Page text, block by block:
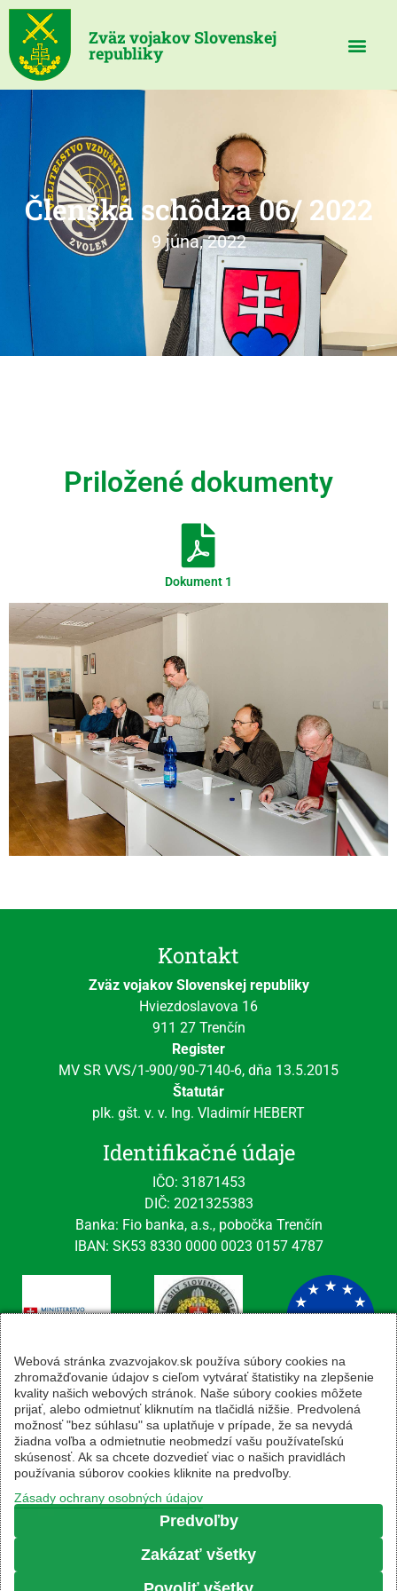
Zväz vojakov Slovenskej
republiky
Členská schôdza 06/ 2022
9 júna, 2022
Priložené dokumenty
Dokument 1
Kontakt
Zväz vojakov Slovenskej republiky
Hviezdoslavova 16
911 27 Trenčín
Register
MV SR VVS/1-900/90-7140-6, dňa 13.5.2015
Štatutár
plk. gšt. v. v. Ing. Vladimír HEBERT
Identifikačné údaje
IČO: 31871453
DIČ: 2021325383
Banka: Fio banka, a.s., pobočka Trenčín
IBAN: SK53 8330 0000 0023 0157 4787
Kontaktné údaje
email: tajomnik@zvsr.sk
telefón: 0908535335
vojenská linka: 0960 333 818
Webová stránka zvazvojakov.sk používa súbory cookies na
zhromažďovanie údajov s cieľom vytvárať štatistiky na zlepšenie
kvality našich webových stránok. Naše súbory cookies môžete
prijať, alebo odmietnuť kliknutím na tlačidlá nižšie. Predvolená
možnosť "bez súhlasu" sa uplatňuje v prípade, že sa nevydá
žiadna voľba a odmietnutie neobmedzí vašu používateľskú
skúsenosť. Ak sa chcete dozvedieť viac o našich pravidlách
používania súborov cookies kliknite na predvoľby.
Zásady ochrany osobných údajov
Predvoľby
Zakázať všetky